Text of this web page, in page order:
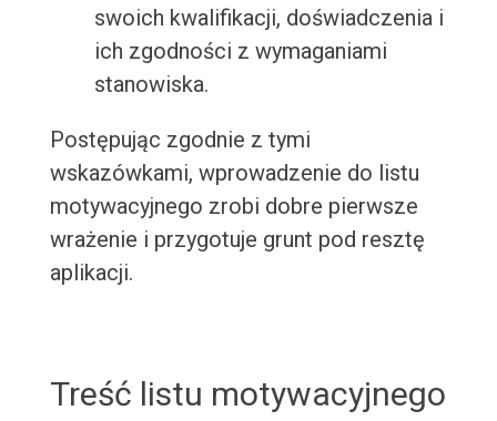
swoich kwalifikacji, doświadczenia i
ich zgodności z wymaganiami
stanowiska.
Postępując zgodnie z tymi
wskazówkami, wprowadzenie do listu
motywacyjnego zrobi dobre pierwsze
wrażenie i przygotuje grunt pod resztę
aplikacji.
Treść listu motywacyjnego